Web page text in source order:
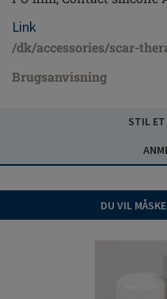
Link
/dk/accessories/scar-
Brugsanvisning
STIL
DU VIL